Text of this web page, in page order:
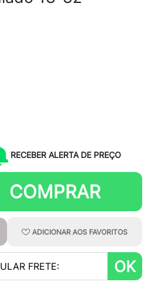
RECEBER ALERTA DE PREÇO
COMPRAR
ADICIONAR AOSFAVORITOS
OK